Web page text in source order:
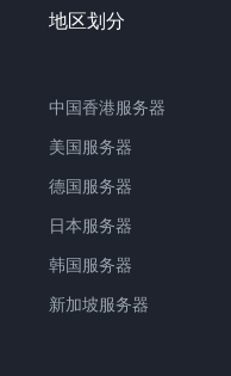
地区划分
中国香港服务器
美国服务器
德国服务器
日本服务器
韩国服务器
新加坡服务器